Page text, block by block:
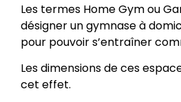
Les termes Home Gym ou
désigner un gymnase à
pour pouvoir s’entraîner
Les dimensions de ces
cet effet.